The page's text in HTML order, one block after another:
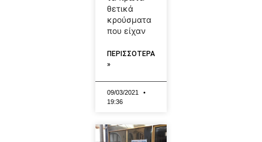
θετικά
κρούσματα
που είχαν
ΠΕΡΙΣΣΟΤΕΡΑ
»
09/03/2021
19:36